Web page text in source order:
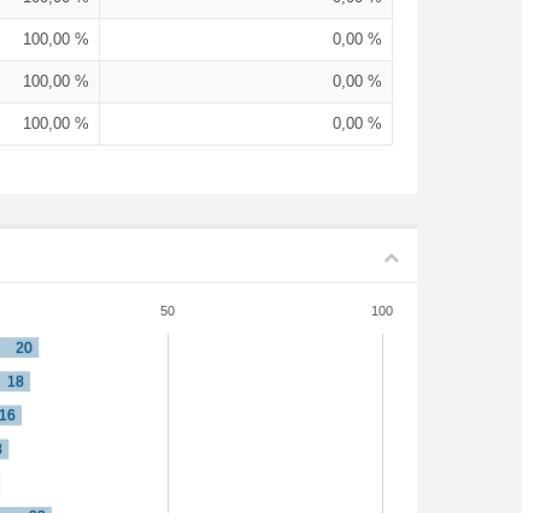
100,00 % 0,00 %
100,00 % 0,00 %
100,00 % 0,00 %
50 100